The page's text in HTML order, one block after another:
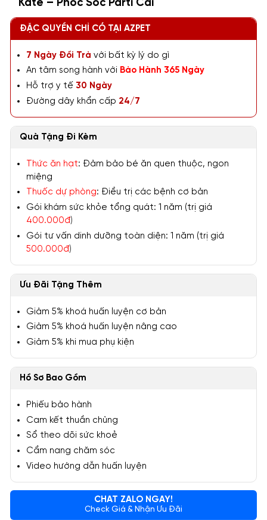
Kate – Phốc Sóc Parti Cái
ĐẶC QUYỀN CHỈ CÓ TẠI AZPET
7 Ngày Đổi Trả với bất kỳ lý do gì
An tâm song hành với Bảo Hành 365 Ngày
Hỗ trợ y tế 30 Ngày
Đường dây khẩn cấp 24/7
Quà Tặng Đi Kèm
Thức ăn hạt: Đảm bảo bé ăn quen thuộc, ngon
miệng
Thuốc dự phòng: Điều trị các bệnh cơ bản
Gói khám sức khỏe tổng quát: 1 năm (trị giá
400.000đ)
Gói tư vấn dinh dưỡng toàn diện: 1 năm (trị giá
500.000đ)
Ưu Đãi Tặng Thêm
Giảm 5% khoá huấn luyện cơ bản
Giảm 5% khoá huấn luyện nâng cao
Giảm 5% khi mua phụ kiện
Hồ Sơ Bao Gồm
Phiếu bảo hành
Cam kết thuần chủng
Sổ theo dõi sức khoẻ
Cẩm nang chăm sóc
Video hướng dẫn huấn luyện
CHAT ZALO NGAY!
Check Giá & Nhận Ưu Đãi